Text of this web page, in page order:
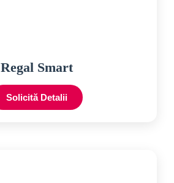
Regal Smart
Solicită Detalii